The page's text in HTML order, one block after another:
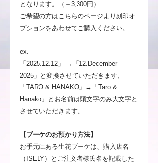
となります。（＋3,300円）
ご希望の方はこちらのページより刻印オ
プションをあわせてご購入ください。
ex.
「2025.12.12」 →「12.December
2025」と変換させていただきます。
「TARO & HANAKO」→「Taro &
Hanako」とお名前は頭文字のみ大文字と
させていただきます。
【ブーケのお預かり方法】
お手元にある生花ブーケは、購入店名
（ISELY）とご注文者様氏名を記載した